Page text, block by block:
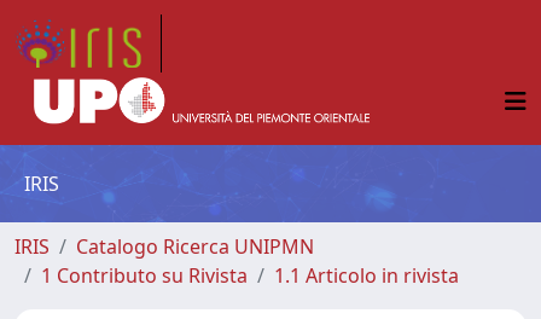
IRIS
IRIS
Catalogo Ricerca UNIPMN
1 Contributo su Rivista
1.1 Articolo in rivista